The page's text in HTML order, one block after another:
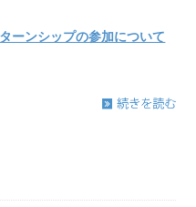
ーンシップの参加について